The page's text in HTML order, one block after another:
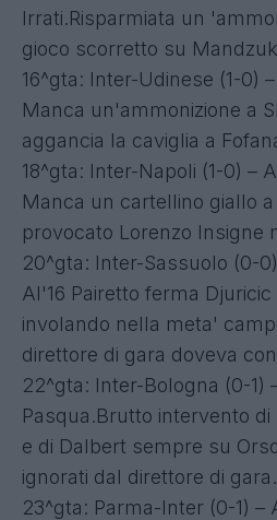
Irrati.Risparmiata un
gioco scorretto su
16^gta: Inter-Udinese (1-0)
Manca un'ammonizione a
aggancia la caviglia a
18^gta: Inter-Napoli (1-0) –
Manca un cartellino giallo
provocato Lorenzo Insigne
20^gta: Inter-Sassuolo (0-
Al'16 Pairetto ferma
involando nella meta'
direttore di gara doveva
22^gta: Inter-Bologna (0-1)
Pasqua.Brutto intervento di
e di Dalbert sempre su
ignorati dal direttore di gara.
23^gta: Parma-Inter (0-1) –